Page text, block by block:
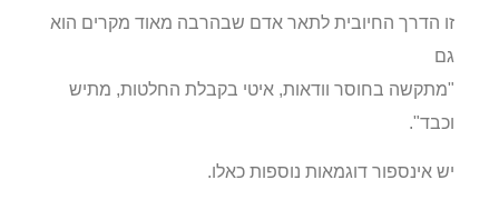
זו הדרך החיובית לתאר אדם שבהרבה מאוד מקרים הוא
גם
"מתקשה בחוסר וודאות, איטי בקבלת החלטות, מתיש
וכבד".
יש אינספור דוגמאות נוספות כאלו.